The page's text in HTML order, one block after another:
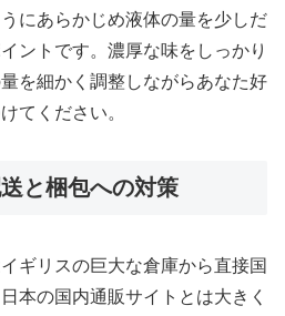
にあらかじめ液体の量を少しだ
ントです。濃厚な味をしっかり
を細かく調整しながらあなた好
てください。
と梱包への対策
ギリスの巨大な倉庫から直接国
本の国内通販サイトとは大きく